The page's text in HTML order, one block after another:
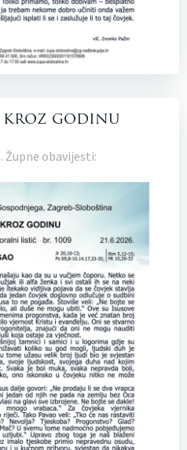
kroz godinu
Župne obavijesti: